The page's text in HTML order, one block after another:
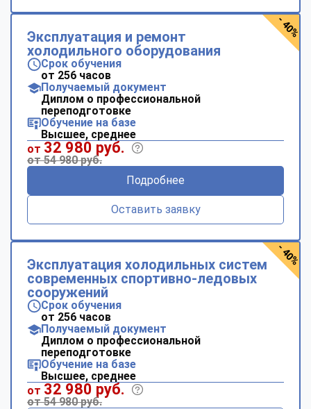
Эксплуатация и ремонт
холодильного оборудования
Срок обучения
от 256 часов
Получаемый документ
Диплом о профессиональной
переподготовке
Обучение на базе
Высшее, среднее
от 32 980 руб.
от 54 980 руб.
Подробнее
Оставить заявку
- 40%
Эксплуатация холодильных систем
современных спортивно-ледовых
сооружений
Срок обучения
от 256 часов
Получаемый документ
Диплом о профессиональной
переподготовке
Обучение на базе
Высшее, среднее
от 32 980 руб.
от 54 980 руб.
- 40%